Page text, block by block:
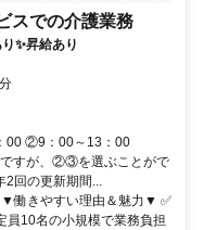
スでの介護業務
✨昇給あり
00 ②9：00～13：00
すが、②③を選ぶことがで
2回の更新期間...
きやすい理由＆魅力▼ ✅
員10名の小規模で業務負担